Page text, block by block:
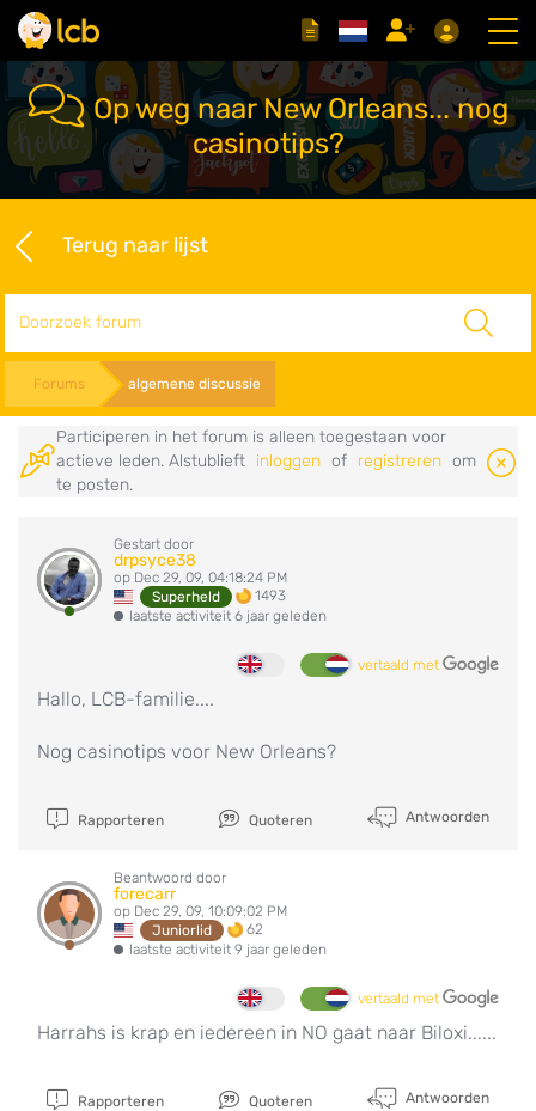
Op weg naar New Orleans... nog
casinotips?
Terug naar lijst
Forums algemene discussie
Participeren in het forum is alleen toegestaan voor
actieve leden. Alstublieft inloggen of registreren om
te posten.
Gestart door
drpsyce38
op Dec 29, 09, 04:18:24 PM
Superheld
1493
laatste activiteit 6 jaar geleden
vertaald met
Hallo, LCB-familie....
Nog casinotips voor New Orleans?
Rapporteren Quoteren Antwoorden
Beantwoord door
forecarr
op Dec 29, 09, 10:09:02 PM
Juniorlid
62
laatste activiteit 9 jaar geleden
vertaald met
Harrahs is krap en iedereen in NO gaat naar Biloxi......
Rapporteren Quoteren Antwoorden